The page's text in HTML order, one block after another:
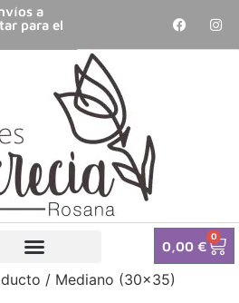
a
para el
0,00€
0
/ Mediano (30x35)